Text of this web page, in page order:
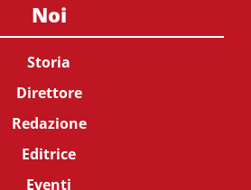
Noi
Storia
Direttore
Redazione
Editrice
Eventi